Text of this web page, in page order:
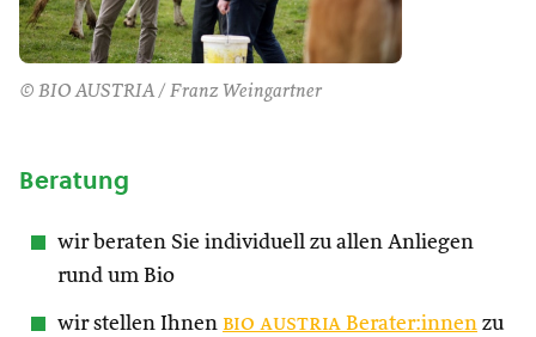
© BIO AUSTRIA / Franz Weingartner
Beratung
wir beraten Sie individuell zu allen Anliegen
rund um Bio
wir stellen Ihnen bio austria Berater:innen zu